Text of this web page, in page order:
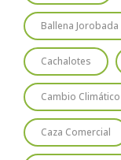
Ballena Jorobada
Cachalotes
Cambio Climático
Caza Comercial